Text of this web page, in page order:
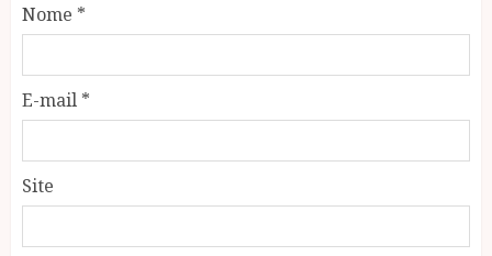
Nome *
E-mail *
Site